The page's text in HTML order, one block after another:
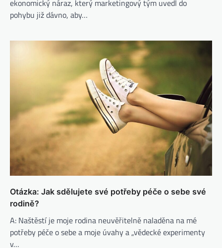
ekonomický náraz, který marketingový tým uvedl do
pohybu již dávno, aby…
Otázka: Jak sdělujete své potřeby péče o sebe své
rodině?
A: Naštěstí je moje rodina neuvěřitelně naladěna na mé
potřeby péče o sebe a moje úvahy a „vědecké experimenty
v…